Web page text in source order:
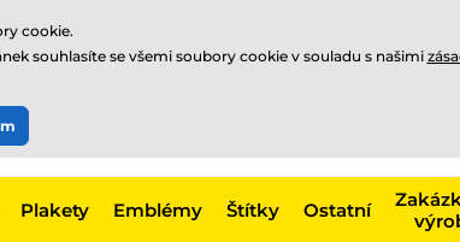
255
nám
Plakety Emblémy Štítky Ostatní
cookie.
souhlasíte se všemi soubory cookie v souladu s našimi